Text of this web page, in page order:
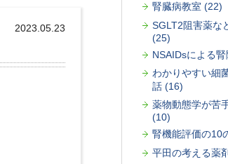
2023.05.23
腎臓病教室 (22)
SGLT2阻害薬な
(25)
NSAIDsによる
わかりやすい細
話 (16)
薬物動態学が苦
(10)
腎機能評価の10
平田の考える薬